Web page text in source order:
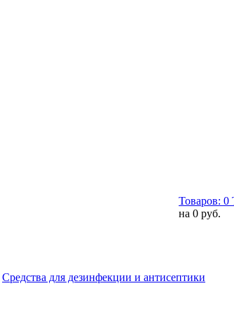
Товаров: 0
на 0 руб.
Средства для дезинфекции и антисептики